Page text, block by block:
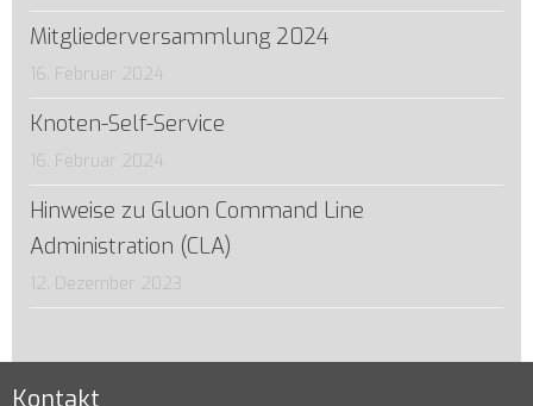
Mitgliederversammlung 2024
16. Februar 2024
Knoten-Self-Service
16. Februar 2024
Hinweise zu Gluon Command Line
Administration (CLA)
12. Dezember 2023
Kontakt